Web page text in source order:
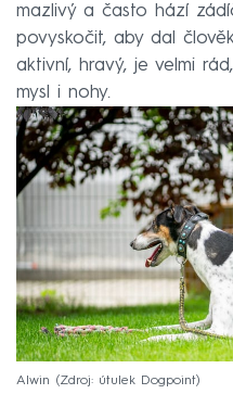
mazlivý a často hází
povyskočit, aby dal
aktivní, hravý, je velmi
mysl i nohy.
Alwin Zdroj: útulek Dogpoint